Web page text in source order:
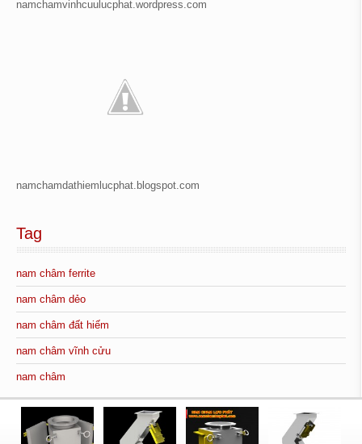
namchamvinhcuulucphat.wordpress.com
namchamdathiemlucphat.blogspot.com
Tag
nam châm ferrite
nam châm dẻo
nam châm đất hiếm
nam châm vĩnh cửu
nam châm